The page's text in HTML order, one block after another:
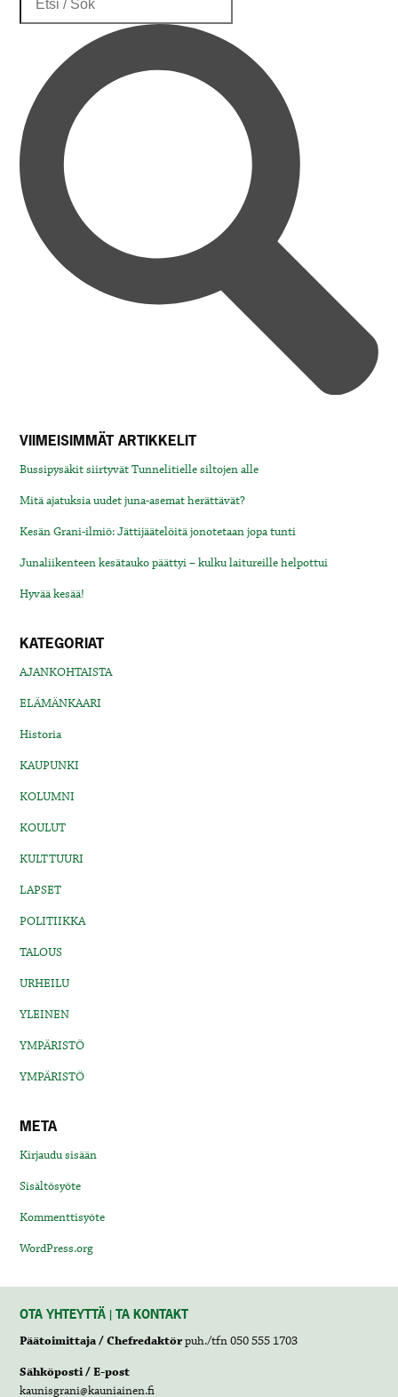
VIIMEISIMMÄT ARTIKKELIT
Bussipysäkit siirtyvät Tunnelitielle siltojen alle
Mitä ajatuksia uudet juna-asemat herättävät?
Kesän Grani-ilmiö: Jättijäätelöitä jonotetaan jopa tunti
Junaliikenteen kesätauko päättyi – kulku laitureille helpottui
Hyvää kesää!
KATEGORIAT
AJANKOHTAISTA
ELÄMÄNKAARI
Historia
KAUPUNKI
KOLUMNI
KOULUT
KULTTUURI
LAPSET
POLITIIKKA
TALOUS
URHEILU
YLEINEN
YMPÄRISTÖ
YMPÄRISTÖ
META
Kirjaudu sisään
Sisältösyöte
Kommenttisyöte
WordPress.org
OTA YHTEYTTÄ | TA KONTAKT
Päätoimittaja / Chefredaktörpuh./tfn 050 555 1703
Sähköposti / E-post
kaunisgrani@kauniainen.fi